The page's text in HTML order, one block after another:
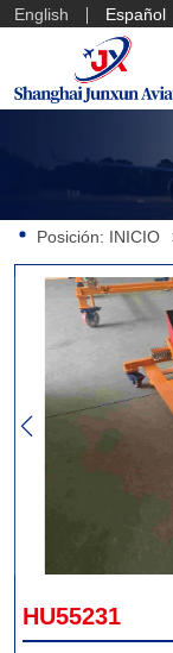
English Español
Posición: INICIO
HU55231